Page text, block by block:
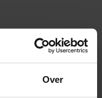
Over